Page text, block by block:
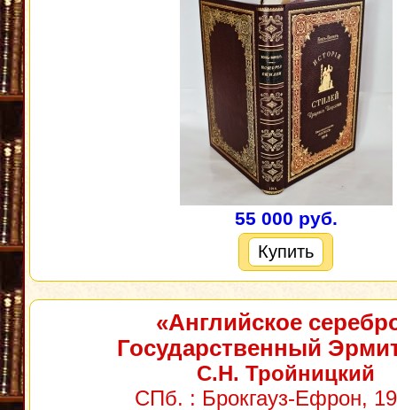
55 000 руб.
Купить
«Английское
Государственный
С.Н. Тройницкий
СПб. : Брокгауз-Ефрон,